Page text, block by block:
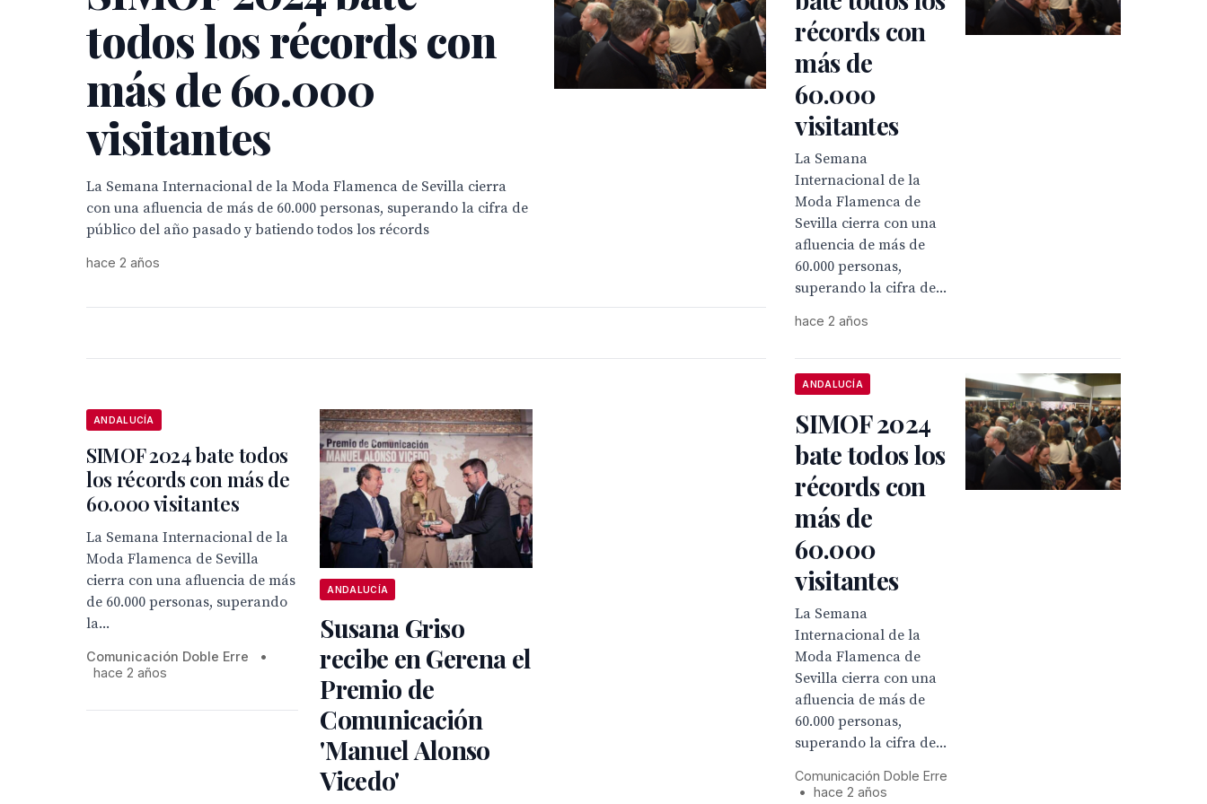
todos los récords con
más de 60.000
visitantes
La Semana Internacional de la Moda Flamenca de Sevilla cierra
con una afluencia de más de 60.000 personas, superando la cifra de
público del año pasado y batiendo todos los récords
hace 2 años
ANDALUCÍA
SIMOF 2024 bate todos
los récords con más de
60.000 visitantes
La Semana Internacional de la
Moda Flamenca de Sevilla
cierra con una afluencia de más
de 60.000 personas, superando
la...
Comunicación Doble Erre
•
hace 2 años
ANDALUCÍA
Susana Griso
recibe en Gerena el
Premio de
Comunicación
'Manuel Alonso
Vicedo'
récords con
más de
60.000
visitantes
La Semana
Internacional de la
Moda Flamenca de
Sevilla cierra con una
afluencia de más de
60.000 personas,
superando la cifra de...
hace 2 años
ANDALUCÍA
SIMOF 2024
bate todos los
récords con
más de
60.000
visitantes
La Semana
Internacional de la
Moda Flamenca de
Sevilla cierra con una
afluencia de más de
60.000 personas,
superando la cifra de...
Comunicación Doble Erre
•
hace 2 años